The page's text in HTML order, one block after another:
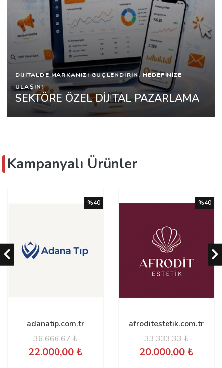
DİJİTALDE MARKANIZI GÜÇLENDİRİN, HEDEFİNİZE
ULAŞIN!
SEKTÖRE ÖZEL DİJİTAL PAZARLAMA
Kampanyalı Ürünler
afroditestetik.com.tr
33.333,33 ₺
20.000,00 ₺
%40
anatomitip.com.tr
25.000,00 ₺
15.000,00 ₺
%40